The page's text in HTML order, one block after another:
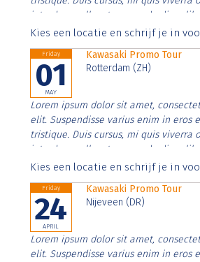
interdum nulla, ut commodo diam
Aenean faucibus nibh et justo cursus
Kies een locatie en schrijf je in
Friday
01
MAY
Kawasaki Promo Tour
Rotterdam (ZH)
Lorem ipsum dolor sit amet,
elit. Suspendisse varius enim in eros
tristique. Duis cursus, mi quis viverra
interdum nulla, ut commodo diam
Aenean faucibus nibh et justo cursus
Kies een locatie en schrijf je in
Friday
24
APRIL
Kawasaki Promo Tour
Nijeveen (DR)
Lorem ipsum dolor sit amet,
elit. Suspendisse varius enim in eros